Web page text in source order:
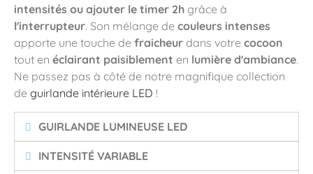
intensités ou ajouter le timer 2h grâce à
l'interrupteur. Son mélange de couleurs intenses
apporte une touche de fraicheur dans votre cocoon
tout en éclairant paisiblement en lumière d'ambiance.
Ne passez pas à côté de notre magnifique collection
de guirlande intérieure LED !
GUIRLANDE LUMINEUSE LED
INTENSITÉ VARIABLE